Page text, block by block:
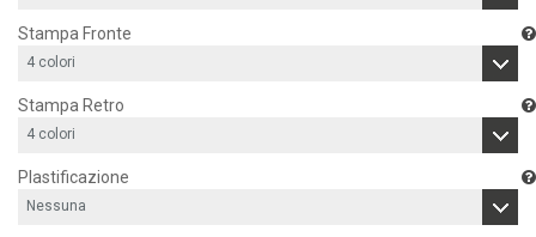
Stampa Fronte
Stampa Retro
Plastificazione